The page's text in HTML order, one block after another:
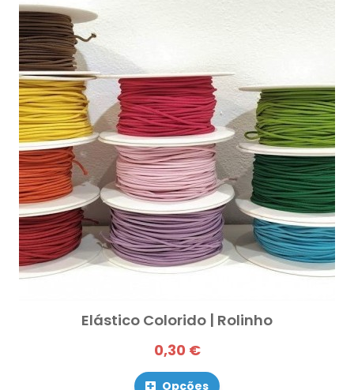
Elástico Colorido | Rolinho
0,30 €
Opções